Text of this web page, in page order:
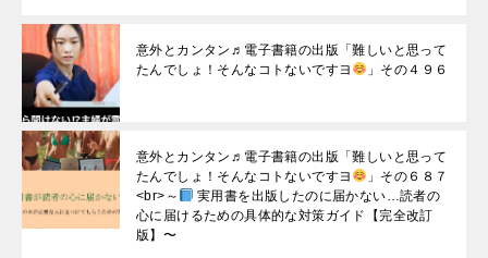
意外とカンタン♬電子書籍の出版「難しいと思って
たんでしょ！そんなコトないですヨ
」その４９６
意外とカンタン♬電子書籍の出版「難しいと思って
たんでしょ！そんなコトないですヨ
」その６８７
<br>～
実用書を出版したのに届かない…読者の
心に届けるための具体的な対策ガイド【完全改訂
版】〜